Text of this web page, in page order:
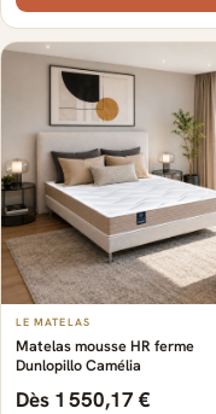
LE MATELAS
Matelas mousse HR ferme
Dunlopillo Camélia
Dès 1 550,17 €